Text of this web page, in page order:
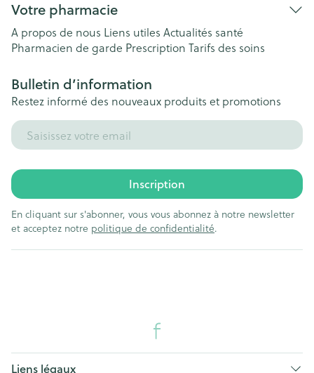
Votre pharmacie
A propos de nous Liens utiles Actualités santé
Pharmacien de garde Prescription Tarifs des soins
Bulletin d’information
Restez informé des nouveaux produits et promotions
Adresse mail
Inscription
En cliquant sur s'abonner, vous vous abonnez à notre newsletter
et acceptez notre politique de confidentialité.
Liens légaux